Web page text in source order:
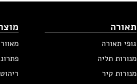
תאורה
גופי תאורה
מנורות תליה
מנורות קיר